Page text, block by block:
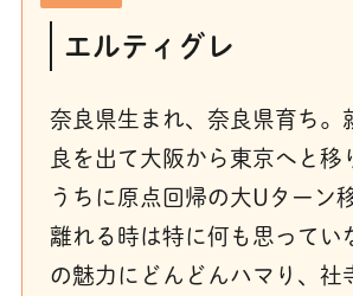
エルティグレ
奈良県生まれ、奈良県育ち。
良を出て大阪から東京へと移
うちに原点回帰の大Uターン
離れる時は特に何も思ってい
の魅力にどんどんハマり、社